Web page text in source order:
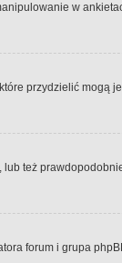
w
przydzielić mogą
też
forum i grupa